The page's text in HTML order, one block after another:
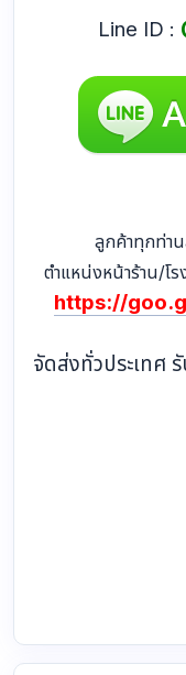
Line ID :
ลูกค้าทุกท่าน
ตำแหน่งหน้าร้าน/โ
https://
จัดส่งทั่วประเทศ